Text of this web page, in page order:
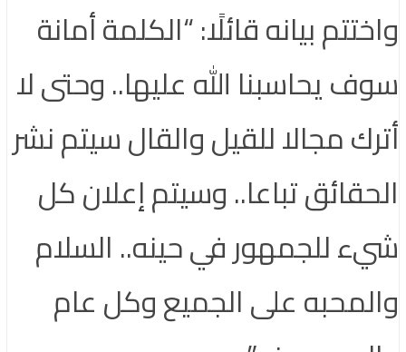
واختتم بيانه قائلًا: “الكلمة أمانة
سوف يحاسبنا الله عليها.. وحتى لا
أترك مجالا للقيل والقال سيتم نشر
الحقائق تباعا.. وسيتم إعلان كل
شيء للجمهور في حينه.. السلام
والمحبه على الجميع وكل عام